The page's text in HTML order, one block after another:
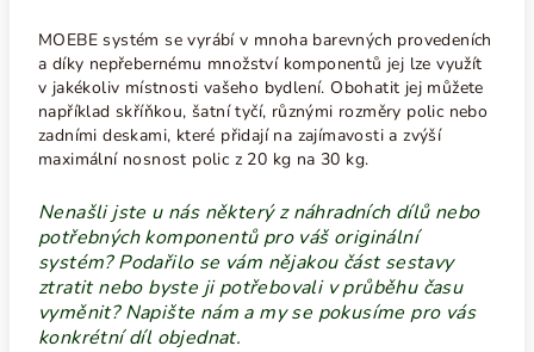
MOEBE systém se vyrábí v mnoha barevných provedeních
a díky nepřebernému množství komponentů jej lze využít
v jakékoliv místnosti vašeho bydlení. Obohatit jej můžete
například skříňkou, šatní tyčí, různými rozměry polic nebo
zadními deskami, které přidají na zajímavosti a zvýší
maximální nosnost polic z 20 kg na 30 kg.
Nenašli jste u nás některý z náhradních dílů nebo
potřebných komponentů pro váš originální
systém? Podařilo se vám nějakou část sestavy
ztratit nebo byste ji potřebovali v průběhu času
vyměnit? Napište nám a my se pokusíme pro vás
konkrétní díl objednat.